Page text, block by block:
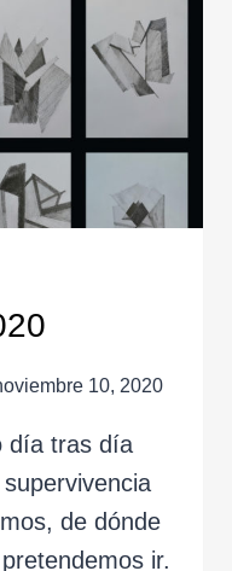
10, 2020
día tras día
de dónde
ir.